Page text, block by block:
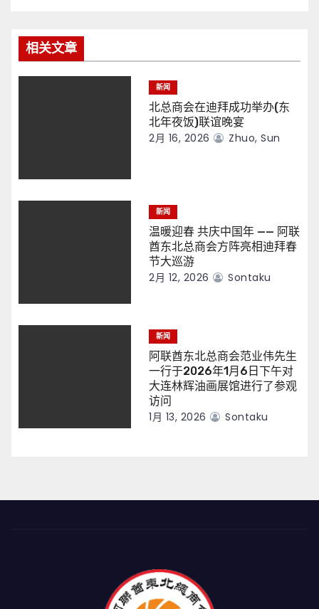
相关文章
新闻
北总商会在迪拜成功举办(东
北年夜饭)联谊晚宴
2月 16, 2026 Zhuo, Sun
新闻
温暖迎春 共庆中国年 —— 阿联
酋东北总商会方阵亮相迪拜春
节大巡游
2月 12, 2026 Sontaku
新闻
阿联酋东北总商会范业伟先生
一行于2026年1月6日下午对
大连林辉油画展馆进行了参观
访问
1月 13, 2026 Sontaku